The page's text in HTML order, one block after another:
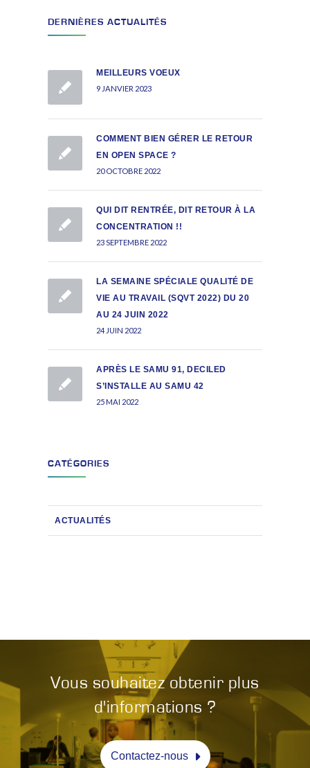
DERNIÈRES ACTUALITÉS
MEILLEURS VOEUX
9 JANVIER 2023
COMMENT BIEN GÉRER LE RETOUR
EN OPEN SPACE ?
20 OCTOBRE 2022
QUI DIT RENTRÉE, DIT RETOUR À LA
CONCENTRATION !!
23 SEPTEMBRE 2022
LA SEMAINE SPÉCIALE QUALITÉ DE
VIE AU TRAVAIL (SQVT 2022) DU 20
AU 24 JUIN 2022
24 JUIN 2022
APRÈS LE SAMU 91, DECILED
S’INSTALLE AU SAMU 42
25 MAI 2022
CATÉGORIES
ACTUALITÉS
Vous souhaitez obtenir plus
d'informations ?
Contactez-nous